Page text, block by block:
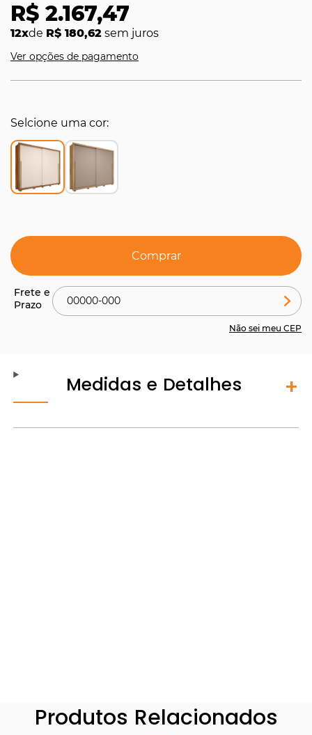
R$ 2.167,47
12xde R$ 180,62 sem juros
Ver opções de pagamento
Selcione uma cor
Comprar
Não sei meu CEP
Medidas e Detalhes
Produtos Relacionados